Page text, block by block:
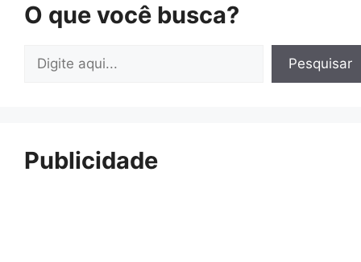
O que você busca?
Pesquisar Pesquisar
Publicidade